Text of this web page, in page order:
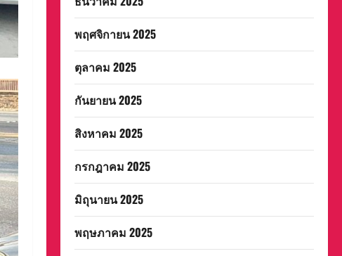
พฤศจิกายน 2025
ตุลาคม 2025
กันยายน 2025
สิงหาคม 2025
กรกฎาคม 2025
มิถุนายน 2025
พฤษภาคม 2025